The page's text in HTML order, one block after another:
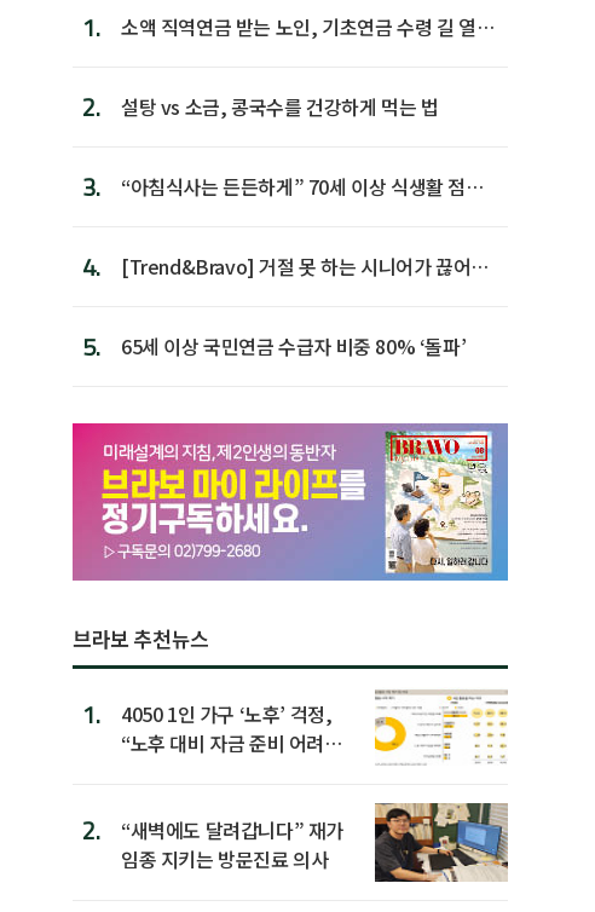
1.
소액 직역연금 받는 노인, 기초연금 수령 길 열린
2. 설탕 vs 소금, 콩국수를 건강하게 먹는 법
3.
“아침식사는 든든하게” 70세 이상 식생활 점수
4.
[Trend&Bravo] 거절 못 하는 시니어가 끊어야
5. 65세 이상 국민연금 수급자 비중 80% ‘돌파’
브라보 추천뉴스
1.
4050 1인 가구 ‘노후’ 걱정,
“노후 대비 자금 준비 어려
2.
“새벽에도 달려갑니다” 재가
임종 지키는 방문진료 의사